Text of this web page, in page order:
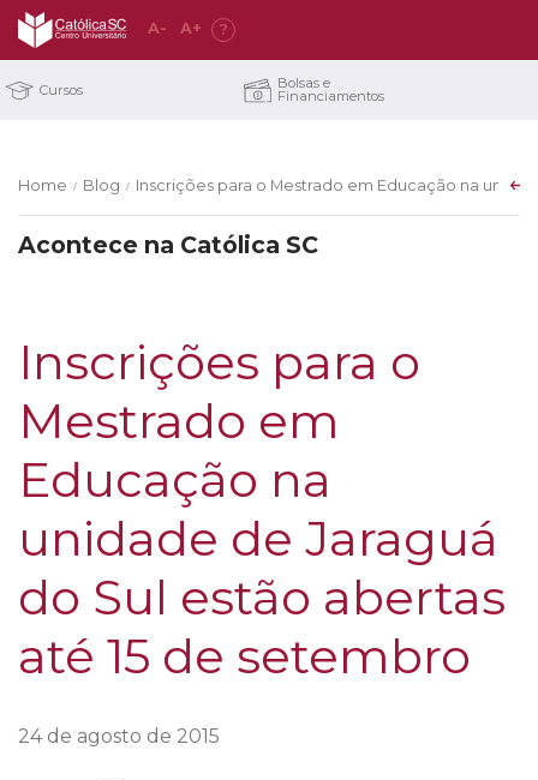
A- A+ ?
Cursos Bolsas e
Financiamentos
Home / Blog / Inscrições para o Mestrado em Educação na
Acontece na Católica SC
Inscrições para o
Mestrado em
Educação na
unidade de Jaraguá
do Sul estão abertas
até 15 de setembro
24 de agosto de 2015